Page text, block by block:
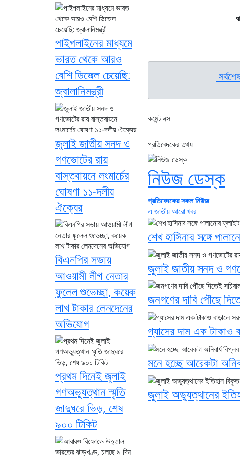
কমেন্ট বক্স
প্রতিবেদকের তথ্য
নিউজ ডেস্ক
প্রতিবেদকের সকল নিউজ
এ জাতীয় আরো খবর
শেখ হাসিনার সঙ্গে
জুলাই জাতীয় সনদ ও
জনগণের দাবি পৌঁছে
গ্যাসের দাম এক টাকাও
মনে হচ্ছে আরেকটা
জুলাই অভ্যুত্থানের
পাইপলাইনের মাধ্যমে
ভারত থেকে আরও
বেশি ডিজেল চেয়েছি:
জ্বালানিমন্ত্রী
জুলাই জাতীয় সনদ ও
গণভোটের রায়
বাস্তবায়নে লংমার্চের
ঘোষণা ১১-দলীয়
ঐক্যের
বিএনপির সভায়
আওয়ামী লীগ নেতার
ফুলেল শুভেচ্ছা, কয়েক
লাখ টাকার লেনদেনের
অভিযোগ
প্রথম দিনেই জুলাই
গণঅভ্যুত্থান স্মৃতি
জাদুঘরে ভিড়, শেষ
৯০০ টিকিট